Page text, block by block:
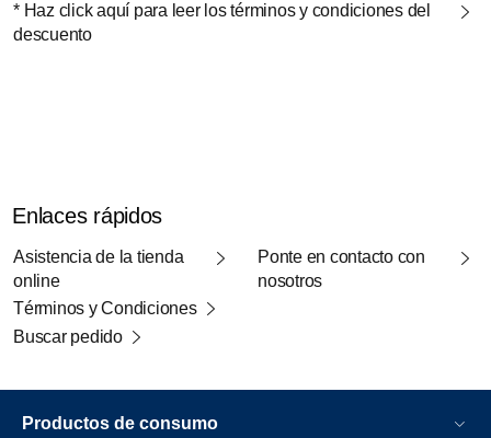
* Haz click aquí para leer los términos y condiciones del
descuento
Enlaces rápidos
Asistencia de la tienda
online
Términos y Condiciones
Buscar pedido
Ponte en contacto con
nosotros
Productos de consumo